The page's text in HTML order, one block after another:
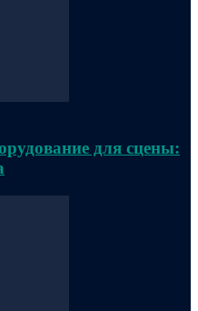
для сцены: